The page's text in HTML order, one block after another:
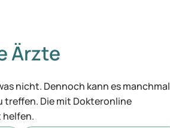
Ärzte
nicht. Dennoch kann es manchmal
treffen. Die mit Dokteronline
helfen.